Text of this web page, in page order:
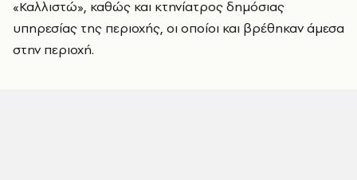
«Καλλιστώ», καθώς και κτηνίατρος δημόσιας
υπηρεσίας της περιοχής, οι οποίοι και βρέθηκαν άμεσα
στην περιοχή.